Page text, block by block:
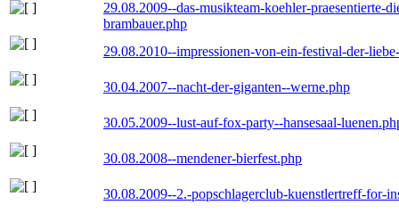
29.08.2009--das-musikteam-koehler-praesentierte-
brambauer.php
29.08.2010--impressionen-von-ein-festival-der-
30.04.2007--nacht-der-giganten--werne.php
30.05.2009--lust-auf-fox-party--hansesaal-
30.08.2008--mendener-bierfest.php
30.08.2009--2.-popschlagerclub-kuenstlertreff-for-